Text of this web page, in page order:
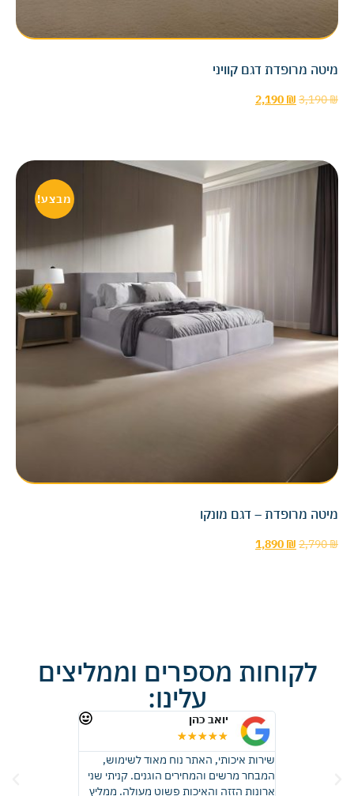
מיטה מרופדת דגם קוויני
3,190₪
2,190 ₪
מבצע!
מיטה מרופדת – דגם מונקו
2,790₪
1,890 ₪
לקוחות מספרים וממליצים
עלינו:
יואב כהן
★
★
★
★
★
שירות איכותי, האתר נוח מאוד לשימוש,
המבחר מרשים והמחירים הוגנים. קניתי שני
ארונות הזזה והאיכות פשוט מעולה. ממליץ